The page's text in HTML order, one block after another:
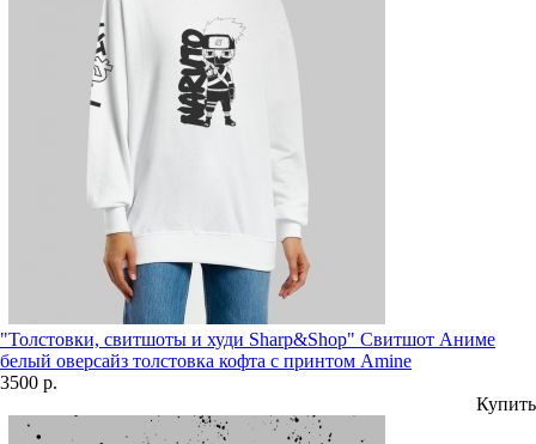
"Толстовки, свитшоты и худи Sharp&Shop" Свитшот Аниме
белый оверсайз толстовка кофта с принтом Amine
3500 р.
Купить